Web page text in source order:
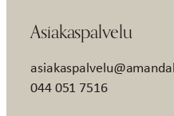
Asiakaspalvelu
044 051 7516